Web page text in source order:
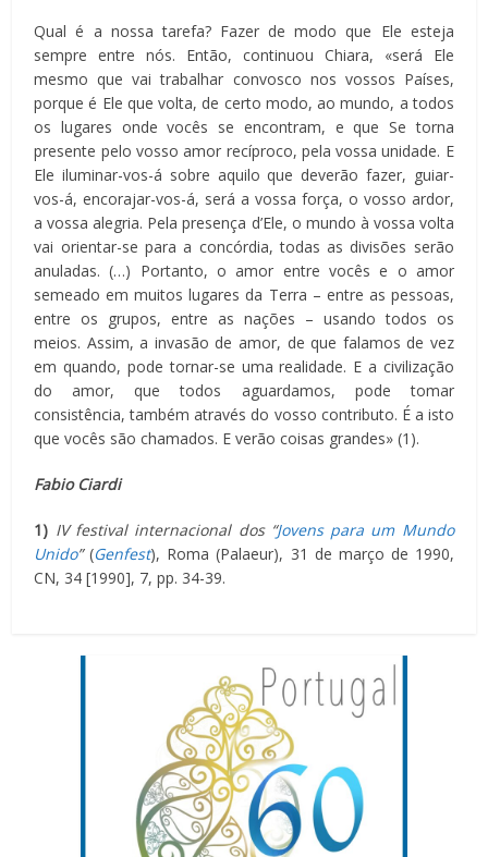
Qual é a nossa tarefa? Fazer de modo que Ele esteja
sempre entre nós. Então, continuou Chiara, «será Ele
mesmo que vai trabalhar convosco nos vossos Países,
porque é Ele que volta, de certo modo, ao mundo, a todos
os lugares onde vocês se encontram, e que Se torna
presente pelo vosso amor recíproco, pela vossa unidade. E
Ele iluminar-vos-á sobre aquilo que deverão fazer, guiar-
vos-á, encorajar-vos-á, será a vossa força, o vosso ardor,
a vossa alegria. Pela presença d’Ele, o mundo à vossa volta
vai orientar-se para a concórdia, todas as divisões serão
anuladas. (…) Portanto, o amor entre vocês e o amor
semeado em muitos lugares da Terra – entre as pessoas,
entre os grupos, entre as nações – usando todos os
meios. Assim, a invasão de amor, de que falamos de vez
em quando, pode tornar-se uma realidade. E a civilização
do amor, que todos aguardamos, pode tomar
consistência, também através do vosso contributo. É a isto
que vocês são chamados. E verão coisas grandes» (1).
Fabio Ciardi
1) IV festival internacional dos “Jovens para um Mundo
Unido”(Genfest), Roma (Palaeur), 31 de março de 1990,
CN, 34 [1990], 7, pp. 34-39.